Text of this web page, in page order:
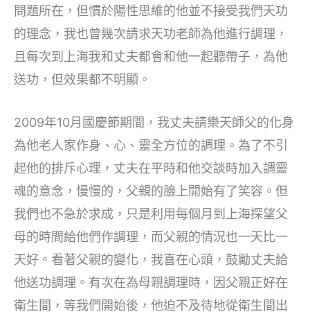
問題所在，但慣於陽性思維的他並不接受我們天功
的理念，我也曾幾次請求天功老師為他進行調理，
且每次到上海我和丈夫都會和他一起聽帶子，為他
送功，但效果都不明顯。
2009年10月國慶節期間，我丈夫請樂天師父的化身
為他老人家作身、心、靈全方位的調理。為了不引
起他的排斥心理，丈夫在平時和他交談時加入調靈
魂的意念，慢慢的，父親的臉上開始有了笑容。但
我們也不急於求成，只是利用每個月到上海探望父
母的時間給他們作調理，而父親的情況也一天比一
天好。看著父親的變化，我喜在心頭，鼓勵丈夫給
他送功調理。有次在為母親調理時，因父親正好在
衛生間，等我們開始後，他迫不及待地從衛生間出